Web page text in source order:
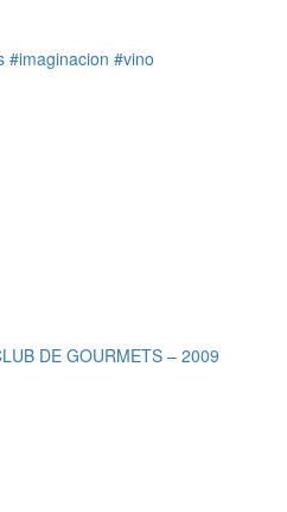
#imaginacion #vino
DE GOURMETS – 2009